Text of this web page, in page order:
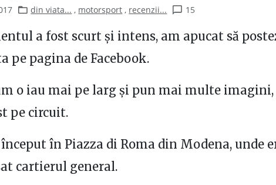
din viata... , motorsport , recenzii... 15
a fost scurt și intens, am apucat să
pe pagina de Facebook.
o iau mai pe larg și pun mai multe imagini,
pe circuit.
în Piazza di Roma din Modena, unde
cartierul general.